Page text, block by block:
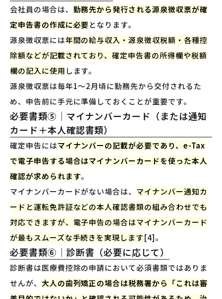
会社員の場合は、 勤務先から発行される源泉徴収票が確
定申告書の作成に必要となります。
源泉徴収票には年間の給与収入・源泉徴収税額・各種控
除額などが記載されており、確定申告書の所得欄や税額
欄の記入に使用 します。
源泉徴収票は毎年1〜2月頃に勤務先から交付されるた
め、申告前に手元に準備しておくことが重要です。
必要書類⑤｜マイナンバーカード（または通知
カード＋本人確認書類）
確定申告にはマイナンバーの記載が必要であり、e-Tax
で電子申告する場合はマイナンバーカードを使った本人
確認が求められます。
マイナンバーカードがない場合は、 マイナンバー通知カ
ードと運転免許証などの本人確認書類の組み合わせでも
対応できますが、電子申告の場合はマイナンバーカード
が最もスムーズな手続きを実現します[4]。
必要書類⑥｜診断書（必要に応じて）
診断書は医療費控除の申請において必須書類ではありま
せんが、 大人の歯列矯正の場合は税務署から「これは審